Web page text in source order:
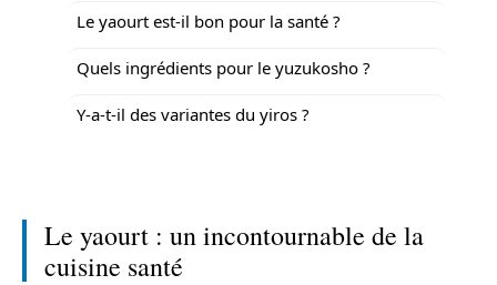
Le yaourt est-il bon pour la santé ?
Quels ingrédients pour le yuzukosho ?
Y-a-t-il des variantes du yiros ?
Le yaourt : un incontournable de la
cuisine santé